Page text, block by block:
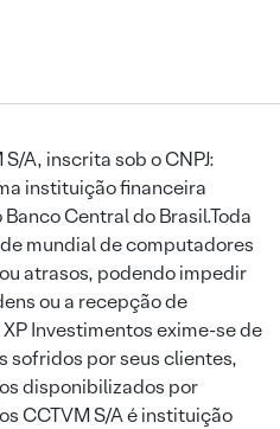
A, inscrita sob o CNPJ:
instituição financeira
Central do Brasil.Toda
mundial de computadores
atrasos, podendo impedir
ou a recepção de
Investimentos exime-se de
sofridos por seus clientes,
disponibilizados por
CCTVM S/A é instituição